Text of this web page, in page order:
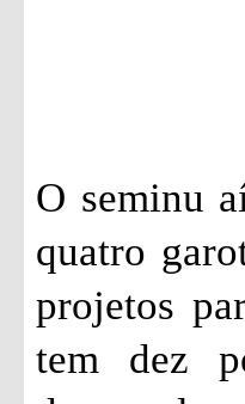
O seminu
quatro
projetos
tem dez